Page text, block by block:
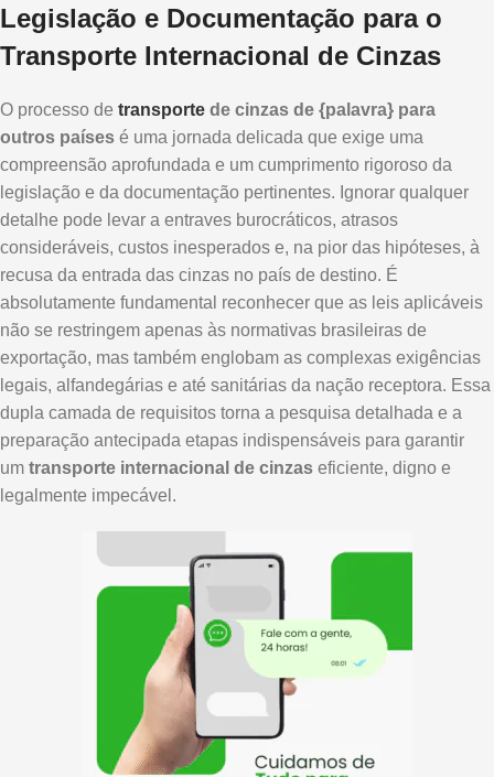
Legislação e Documentação para o
Transporte Internacional de Cinzas
O processo de transporte de cinzas de {palavra} para
outros países é uma jornada delicada que exige uma
compreensão aprofundada e um cumprimento rigoroso da
legislação e da documentação pertinentes. Ignorar qualquer
detalhe pode levar a entraves burocráticos, atrasos
consideráveis, custos inesperados e, na pior das hipóteses, à
recusa da entrada das cinzas no país de destino. É
absolutamente fundamental reconhecer que as leis aplicáveis
não se restringem apenas às normativas brasileiras de
exportação, mas também englobam as complexas exigências
legais, alfandegárias e até sanitárias da nação receptora. Essa
dupla camada de requisitos torna a pesquisa detalhada e a
preparação antecipada etapas indispensáveis para garantir
um transporte internacional de cinzas eficiente, digno e
legalmente impecável.